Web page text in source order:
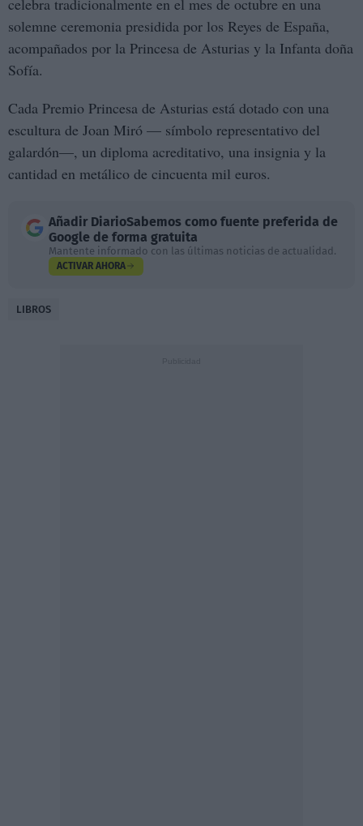
celebra tradicionalmente en el mes de octubre en una
solemne ceremonia presidida por los Reyes de España,
acompañados por la Princesa de Asturias y la Infanta doña
Sofía.
Cada Premio Princesa de Asturias está dotado con una
escultura de Joan Miró — símbolo representativo del
galardón—, un diploma acreditativo, una insignia y la
cantidad en metálico de cincuenta mil euros.
Añadir DiarioSabemos como fuente preferida de
Google de forma gratuita
Mantente informado con las últimas noticias de actualidad.
ACTIVAR AHORA
LIBROS